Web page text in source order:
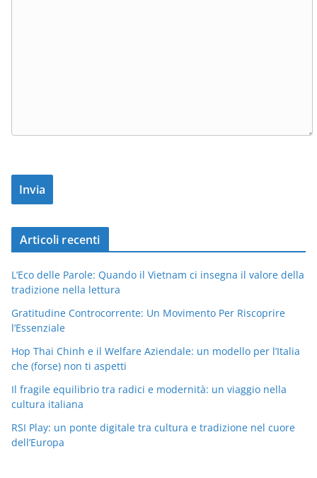
Articoli recenti
L’Eco delle Parole: Quando il Vietnam ci insegna il valore della
tradizione nella lettura
Gratitudine Controcorrente: Un Movimento Per Riscoprire
l’Essenziale
Hop Thai Chinh e il Welfare Aziendale: un modello per l’Italia
che (forse) non ti aspetti
Il fragile equilibrio tra radici e modernità: un viaggio nella
cultura italiana
RSI Play: un ponte digitale tra cultura e tradizione nel cuore
dell’Europa